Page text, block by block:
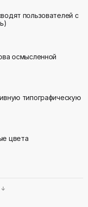
пользователей с
осмысленной
типографическую
цвета
↓